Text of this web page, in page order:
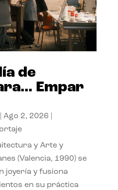
de
Empar
Ago 2, 2026
y Arte y
(Valencia, 1990) se
joyería y fusiona
en su práctica